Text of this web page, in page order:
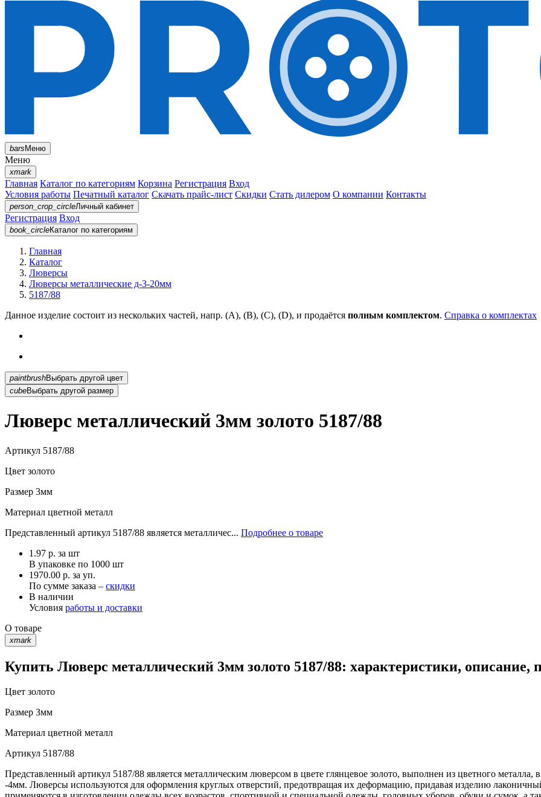
barsМеню
Меню
xmark
Главная Каталог по категориям Корзина Регистрация Вход
Условия работы Печатный каталог Скачать прайс-лист Скидки Стать дилером О компании Контакты
person_crop_circleЛичный кабинет
Регистрация Вход
book_circleКаталог по категориям
Главная
Каталог
Люверсы
Люверсы металлические д-3-20мм
5187/88
Данное изделие состоит из нескольких частей, напр. (А), (B), (С), (D), и продаётся полным комплектом. Справка о комплектах
paintbrush
Выбрать другой цвет
cubeВыбрать другой размер
Люверс металлический 3мм золото 5187/88
Артикул 5187/88
Цвет золото
Размер 3мм
Материал цветной металл
Представленный артикул 5187/88 является металличес... Подробнее о товаре
1.97 р. за шт
В упаковке по 1000 шт
1970.00 р. за уп.
По сумме заказа – скидки
В наличии
Условия работы и доставки
О товаре
xmark
Купить Люверс металлический 3мм золото 5187/88: характеристики, описание,
Цвет золото
Размер 3мм
Материал цветной металл
Артикул 5187/88
Представленный артикул 5187/88 является металлическим люверсом в цвете глянцевое золото, выполнен из цветного
-4мм. Люверсы используются для оформления круглых отверстий, предотвращая их деформацию, придавая изделию